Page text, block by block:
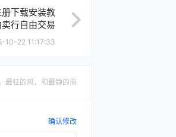
下载安装教
行自由交易
10-22 11:17:33
最狂的风，和最静的海
确认修改